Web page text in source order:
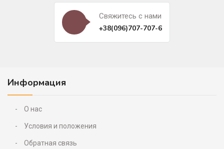
Свяжитесь c нами
+38(096)707-707-6
Информация
О нас
Условия и положения
Обратная связь